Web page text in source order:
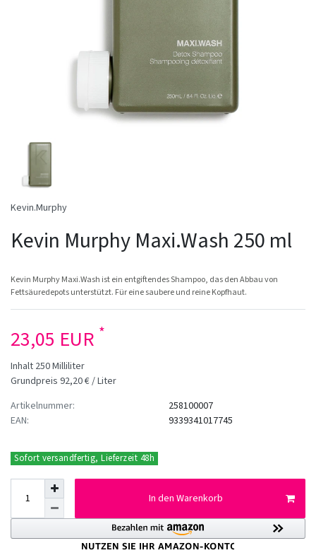
Kevin.Murphy
Kevin Murphy Maxi.Wash 250 ml
Kevin Murphy Maxi.Wash ist ein entgiftendes Shampoo, das den Abbau von
Fettsäuredepots unterstützt. Für eine saubere und reine Kopfhaut.
23,05 EUR *
Inhalt 250Milliliter
Grundpreis 92,20 € / Liter
Artikelnummer:
EAN:
258100007
9339341017745
Sofort versandfertig, Lieferzeit 48h
In den Warenkorb